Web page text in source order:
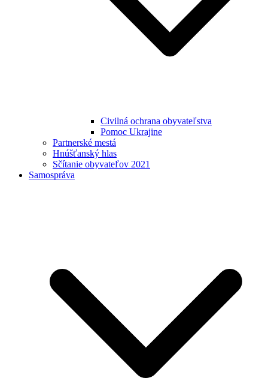
Civilná ochrana obyvateľstva
Pomoc Ukrajine
Partnerské mestá
Hnúšťanský hlas
Sčítanie obyvateľov 2021
Samospráva